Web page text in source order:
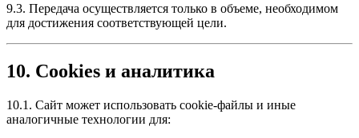
9.3. Передача осуществляется только в объеме, необходимом
для достижения соответствующей цели.
10. Cookies и аналитика
10.1. Сайт может использовать cookie-файлы и иные
аналогичные технологии для: